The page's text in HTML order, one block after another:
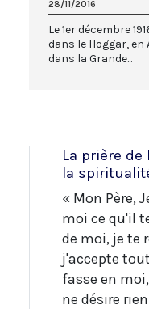
28/11/2016
Le 1er décembre
dans le Hoggar, en
dans la Grande...
La prière
la
« Mon Père,
moi ce qu'il
de moi, je te
j'accepte
fasse en
ne désire